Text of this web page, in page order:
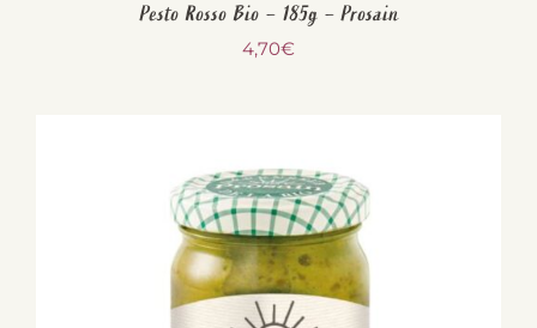
Pesto Rosso Bio – 185g – Prosain
4,70€